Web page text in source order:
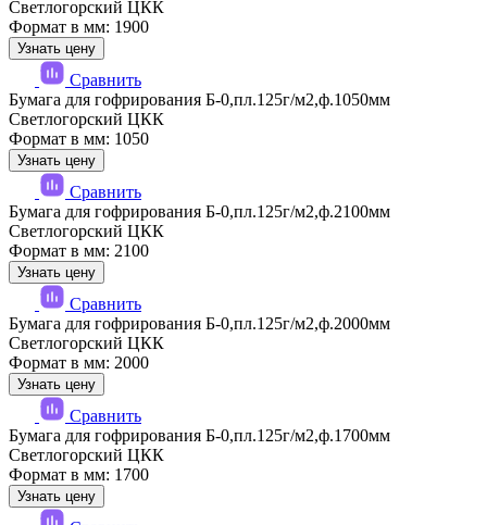
Светлогорский ЦКК
Формат в мм: 1900
Узнать цену
Сравнить
Бумага для гофрирования Б-0,пл.125г/м2,ф.1050мм
Светлогорский ЦКК
Формат в мм: 1050
Узнать цену
Сравнить
Бумага для гофрирования Б-0,пл.125г/м2,ф.2100мм
Светлогорский ЦКК
Формат в мм: 2100
Узнать цену
Сравнить
Бумага для гофрирования Б-0,пл.125г/м2,ф.2000мм
Светлогорский ЦКК
Формат в мм: 2000
Узнать цену
Сравнить
Бумага для гофрирования Б-0,пл.125г/м2,ф.1700мм
Светлогорский ЦКК
Формат в мм: 1700
Узнать цену